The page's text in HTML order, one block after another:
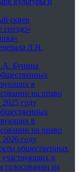
сквер
гнездо»
Л.Н.
Бунина
в
на право
2025 году
в
на право
2026 году
общественных
участвующих в
голосовании на